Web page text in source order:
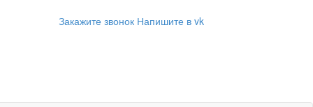
Закажите звонок Напишите в vk